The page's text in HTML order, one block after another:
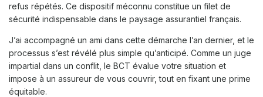
refus répétés. Ce dispositif méconnu constitue un filet de
sécurité indispensable dans le paysage assurantiel français.
J’ai accompagné un ami dans cette démarche l’an dernier, et le
processus s’est révélé plus simple qu’anticipé. Comme un juge
impartial dans un conflit, le BCT évalue votre situation et
impose à un assureur de vous couvrir, tout en fixant une prime
équitable.